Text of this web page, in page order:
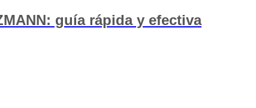
guía rápida y efectiva